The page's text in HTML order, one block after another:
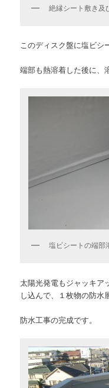
絶縁シート敷き及
このディスク盤に塩ビシ
端部も熱溶着した後に、
塩ビシートの端部
太陽光発電もジャッキア
し込んで、１枚物の防水
防水工事の完成です。